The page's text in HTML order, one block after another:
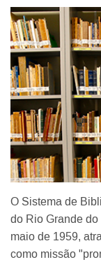
O Sistema de
do Rio Grande
maio de 1959,
como missão